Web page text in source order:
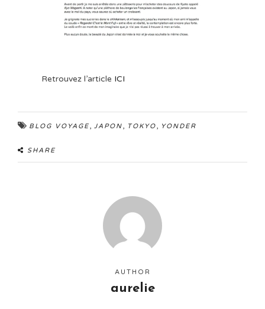
Retrouvez l’article ICI
BLOG VOYAGE, JAPON, TOKYO, YONDER
SHARE
AUTHOR
aurelie